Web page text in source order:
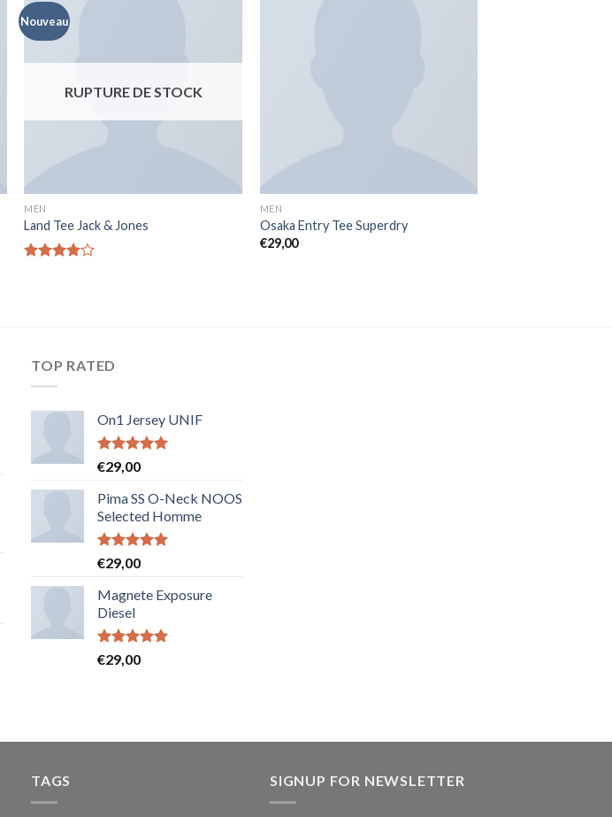
Nouveau
RUPTURE DE STOCK
MEN
Land Tee Jack & Jones
MEN
Osaka Entry Tee Superdry
€29,00
TOP RATED
On1 Jersey UNIF
Note5.00
sur 5
€29,00
Pima SS O-Neck NOOS
Selected Homme
Note5.00
sur 5
€29,00
Magnete Exposure
Diesel
Note5.00
sur 5
€29,00
TAGS SIGNUP FOR NEWSLETTER